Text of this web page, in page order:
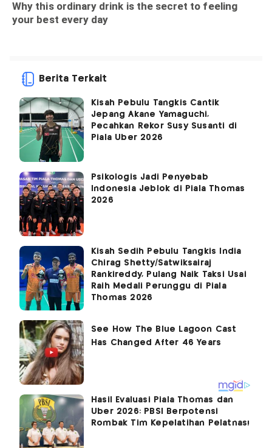
Berita Terkait
Kisah Pebulu Tangkis Cantik
Jepang Akane Yamaguchi,
Pecahkan Rekor Susy Susanti di
Piala Uber 2026
Psikologis Jadi Penyebab
Indonesia Jeblok di Piala Thomas
2026
Kisah Sedih Pebulu Tangkis India
Chirag Shetty/Satwiksairaj
Rankireddy, Pulang Naik Taksi Usai
Raih Medali Perunggu di Piala
Thomas 2026
Hasil Evaluasi Piala Thomas dan
Uber 2026: PBSI Berpotensi
Rombak Tim Kepelatihan Pelatnas!